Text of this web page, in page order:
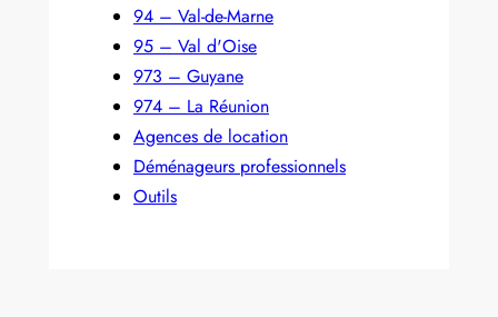
94 – Val-de-Marne
95 – Val d'Oise
973 – Guyane
974 – La Réunion
Agences de location
Déménageurs professionnels
Outils